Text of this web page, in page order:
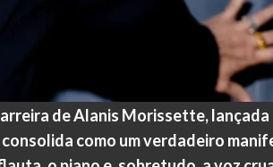
de Alanis Morissette,
como um verdadeiro